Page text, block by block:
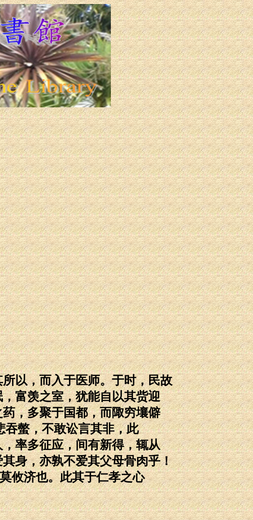
以，而入于医师。于时，民故
富羡之室，犹能自以其赀迎
，多聚于国都，而陬穷壤僻
螫，不敢讼言其非，此
率多征应，间有新得，辄从
身，亦孰不爱其父母骨肉乎！
攸济也。此其于仁孝之心